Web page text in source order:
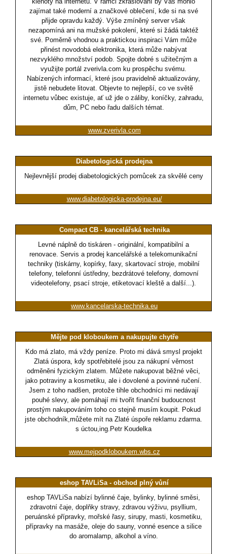
zajímat také moderní a značkové oblečení, kde si na své
přijde opravdu každý. Výše zmíněný server však
nezapomíná ani na mužské pokolení, které si žádá taktéž
své. Poměrně vhodnou a praktickou inspiraci Vám může
přinést novodobá elektronika, která může nabývat
nezvyklého množství podob. Spojte dobré s užitečným a
využijte portál zverivla.com ku prospěchu svému.
Nabízených informací, které jsou pravidelně aktualizovány,
jistě nebudete litovat. Objevte to nejlepší, co ve světě
internetu vůbec existuje, ať už jde o záliby, koníčky, zahradu,
dům, PC nebo řadu dalších témat.
www.zverivla.com
Diabetologická prodejna
Nejlevnější prodej diabetologických pomůcek za skvělé ceny
www.diabetologicka-prodejna.eu/
Compact CB - kancelářská technika
Levné náplně do tiskáren - originální, kompatibilní a
renovace. Servis a prodej kancelářské a telekomunikační
techniky (tiskárny, kopírky, faxy, skartovací stroje, mobilní
telefony, telefonní ústředny, bezdrátové telefony, domovní
videotelefony, psací stroje, etiketovací kleště a další...).
www.kancelarska-technika.eu
Mějte pod kloboukem a nakupujte chytře
Kdo má zlato, má vždy peníze. Proto mi dává smysl projekt
Zlatá úspora, kdy spotřebitelé jsou za nákupní věrnost
odměněni fyzickým zlatem. Můžete nakupovat běžné věci,
jako potraviny a kosmetiku, ale i dovolené a povinné ručení.
Jsem z toho nadšen, protože tihle obchodníci mi nedávají
pouhé slevy, ale pomáhají mi tvořit finanční budoucnost
prostým nakupováním toho co stejně musím koupit. Pokud
jste obchodník,můžete mít na Zlaté úspoře reklamu zdarma.
s úctou,ing.Petr Koudelka
www.mejpodkloboukem.wbs.cz
eshop TAVLiSa - obchod plný vůní
eshop TAVLiSa nabízí bylinné čaje, bylinky, bylinné směsi,
zdravotní čaje, doplňky stravy, zdravou výživu, psyllium,
peruánské přípravky, mořské řasy, sirupy, masti, kosmetiku,
přípravky na masáže, oleje do sauny, vonné esence a silice
do aromalamp, alkohol a víno.